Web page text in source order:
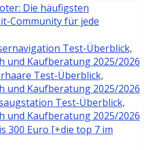
Die häufigsten
Community für jede
Test-Überblick,
und Kaufberatung 2025/2026
Test-Überblick,
und Kaufberatung 2025/2026
Test-Überblick,
und Kaufberatung 2025/2026
300 Euro [+die top 7 im